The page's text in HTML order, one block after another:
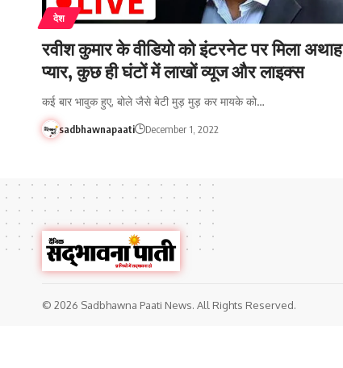
देश
रवीश कुमार के वीडियो को इंटरनेट पर मिला अथाह
प्यार, कुछ ही घंटों में लाखों व्यूज और लाइक्स
कई बार भावुक हुए, बोले जैसे बेटी मुड़ मुड़ कर मायके को…
sadbhawnapaati December 1, 2022
© 2026 Sadbhawna Paati News. All Rights Reserved.